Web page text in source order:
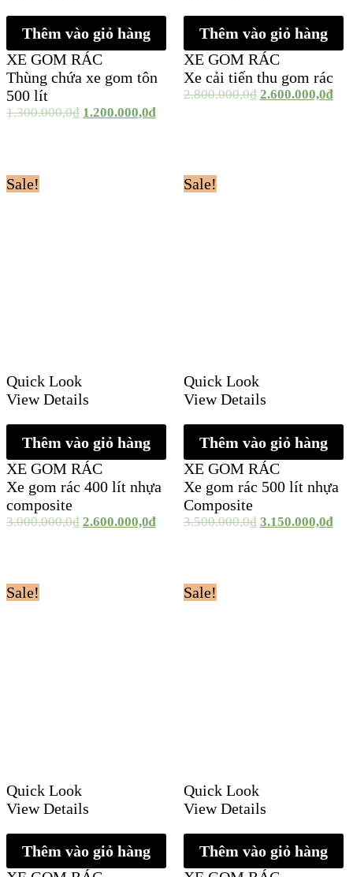
Thêm vào giỏ hàng
XE GOM RÁC
Thùng chứa xe gom tôn
500 lít
1.300.000,0₫ 1.200.000,0₫
Thêm vào giỏ hàng
XE GOM RÁC
Xe cải tiến thu gom rác
2.800.000,0₫ 2.600.000,0₫
Sale!
Quick Look
View Details
Thêm vào giỏ hàng
XE GOM RÁC
Xe gom rác 400 lít nhựa
composite
3.000.000,0₫ 2.600.000,0₫
Sale!
Quick Look
View Details
Thêm vào giỏ hàng
XE GOM RÁC
Xe gom rác 500 lít nhựa
Composite
3.500.000,0₫ 3.150.000,0₫
Sale!
Quick Look
View Details
Thêm vào giỏ hàng
Sale!
Quick Look
View Details
Thêm vào giỏ hàng